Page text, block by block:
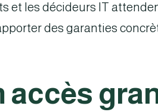
et les décideurs IT
des garanties
accès